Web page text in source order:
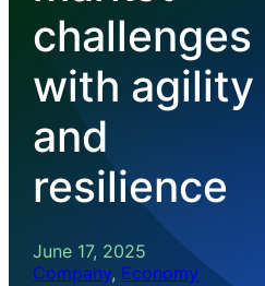
challenges
with agility
and
resilience
June 17, 2025
Company, Economy